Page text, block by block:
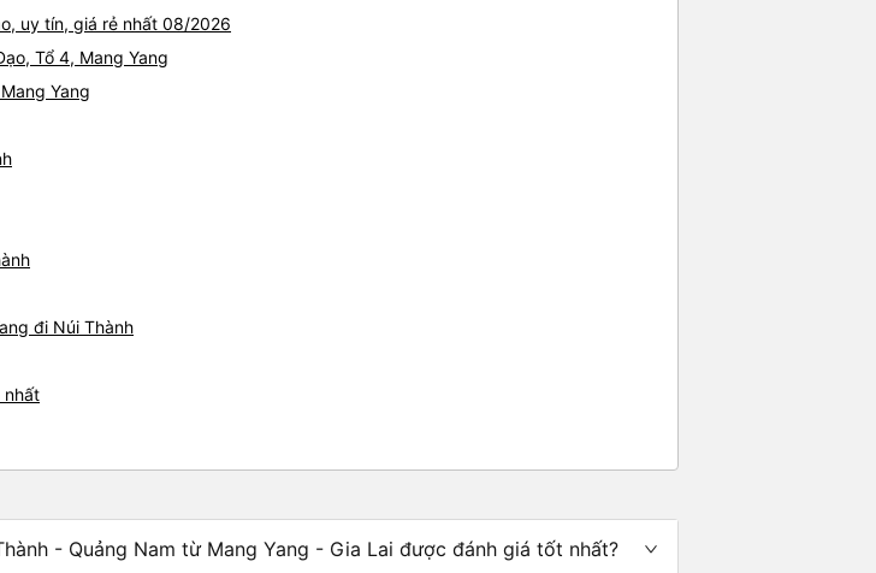
uy tín, giá rẻ nhất 08/2026
Tổ 4, Mang Yang
Yang
đi Núi Thành
nhất
- Quảng Nam từ Mang Yang - Gia Lai được đánh giá tốt nhất?